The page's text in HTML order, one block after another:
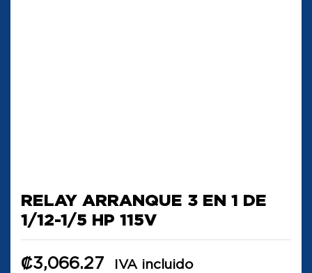
RELAY ARRANQUE 3 EN 1 DE
1/12-1/5 HP 115V
₡3,066.27 IVA incluido